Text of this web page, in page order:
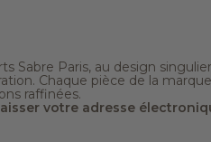
Sabre Paris, au design
Chaque pièce de la
raffinées.
votre adresse